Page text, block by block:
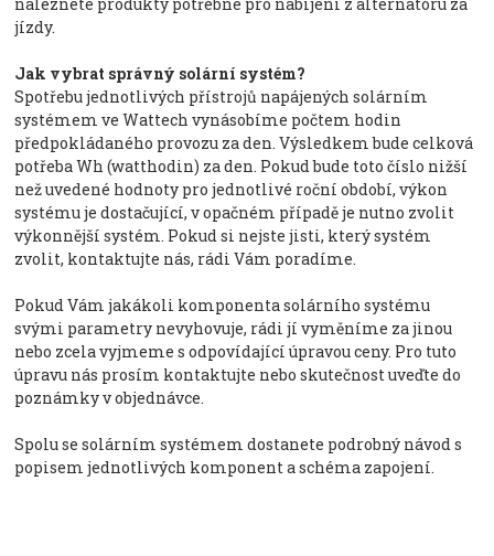
jízdy.
Jak vybrat správný solární systém?
Spotřebu jednotlivých přístrojů napájených solárním
systémem ve Wattech vynásobíme počtem hodin
předpokládaného provozu za den. Výsledkem bude celková
potřeba Wh (watthodin) za den. Pokud bude toto číslo nižší
než uvedené hodnoty pro jednotlivé roční období, výkon
systému je dostačující, v opačném případě je nutno zvolit
výkonnější systém. Pokud si nejste jisti, který systém
zvolit, kontaktujte nás, rádi Vám poradíme.
Pokud Vám jakákoli komponenta solárního systému
svými parametry nevyhovuje, rádi jí vyměníme za jinou
nebo zcela vyjmeme s odpovídající úpravou ceny. Pro tuto
úpravu nás prosím kontaktujte nebo skutečnost uveďte do
poznámky v objednávce.
Spolu se solárním systémem dostanete podrobný návod s
popisem jednotlivých komponent a schéma zapojení.